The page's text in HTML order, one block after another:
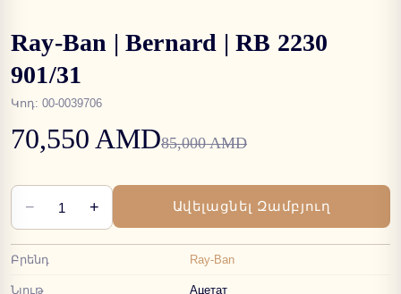
Ray-Ban | Bernard | RB 2230
901/31
Կոդ: 00-0039706
70,550 AMD85,000 AMD
− 1 + Ավելացնել Զամբյուղ
Բրենդ Ray-Ban
Նյութ Ацетат